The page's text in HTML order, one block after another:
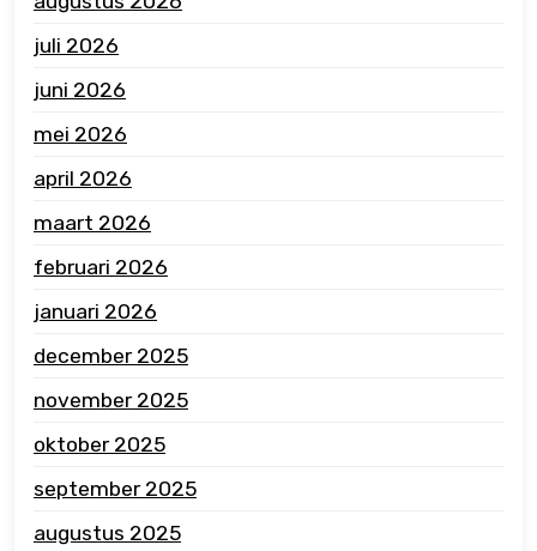
juli 2026
juni 2026
mei 2026
april 2026
maart 2026
februari 2026
januari 2026
december 2025
november 2025
oktober 2025
september 2025
augustus 2025